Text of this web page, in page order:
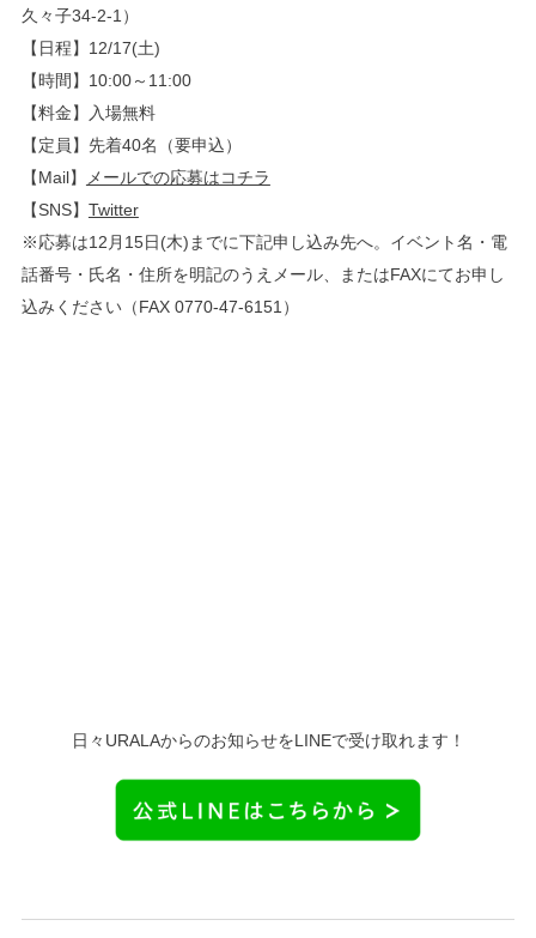
久々子34-2-1）
【日程】12/17(土)
【時間】10:00～11:00
【料金】入場無料
【定員】先着40名（要申込）
【Mail】
メールでの応募はコチラ
【SNS】 Twitter
※応募は12月15日(木)までに下記申し込み先へ。イベント名・電
話番号・氏名・住所を明記のうえメール、またはFAXにてお申し
込みください（FAX 0770-47-6151）
日々URALAからのお知らせをLINEで受け取れます！